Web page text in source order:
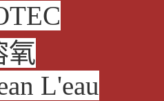
氧
L'eau